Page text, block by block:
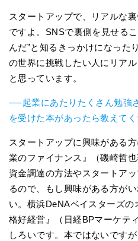
スタートアップで、リアルな
ですよ。SNSで裏側を見せる
んだ”と知るきっかけになった
の世界に挑戦したい人にリア
と思っています。
──起業にあたりたくさん勉強
を受けた本があったら教えてく
スタートアップに興味がある
業のファイナンス』（磯崎哲
資金調達の方法やスタートア
るので、もし興味がある方が
い。横浜DeNAベイスターズ
格好経営』（日経BPマーケテ
しろいです。本ではないです